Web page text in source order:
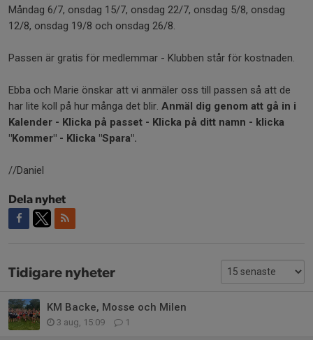
Måndag 6/7, onsdag 15/7, onsdag 22/7, onsdag 5/8, onsdag
12/8, onsdag 19/8 och onsdag 26/8.
Passen är gratis för medlemmar - Klubben står för kostnaden.
Ebba och Marie önskar att vi anmäler oss till passen så att de
har lite koll på hur många det blir. Anmäl dig genom att gå in i
Kalender - Klicka på passet - Klicka på ditt namn - klicka
"Kommer" - Klicka "Spara".
//Daniel
Dela nyhet
Tidigare nyheter
KM Backe, Mosse och Milen
3 aug, 15:09 1